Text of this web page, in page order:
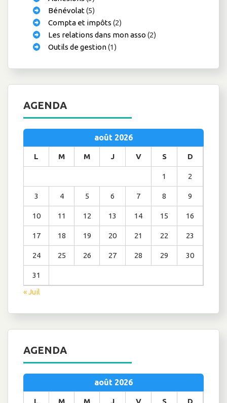
Bénévolat(5)
Compta et impôts (2)
Les relations dans mon asso (2)
Outils de gestion(1)
AGENDA
août 2026
L M M J V S D
1 2
3 4 5 6 7 8 9
10 11 12 13 14 15 16
17 18 19 20 21 22 23
24 25 26 27 28 29 30
31
« Juil
AGENDA
août 2026